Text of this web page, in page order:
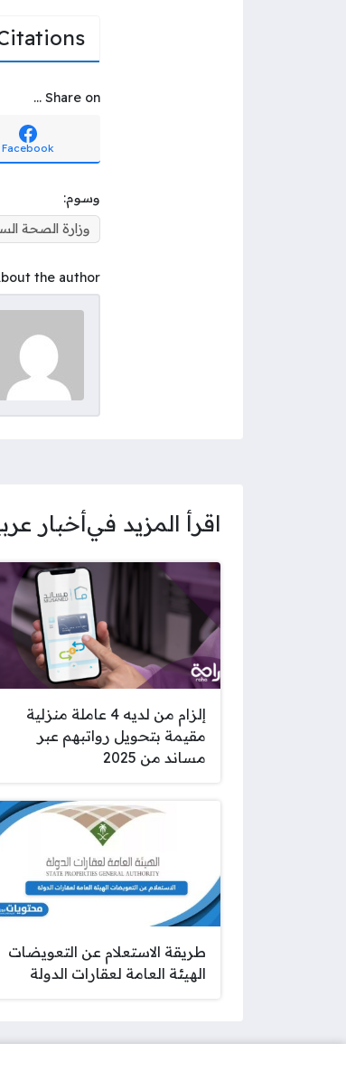
Share on ...
Facebook
وسوم:
وزارة الصحة
the author
اقرأ المزيد فيأخبار
إلزام من لديه 4 عاملة منزلية
مقيمة بتحويل رواتبهم عبر
مساند من 2025
طريقة الاستعلام عن التعويضات
الهيئة العامة لعقارات الدولة